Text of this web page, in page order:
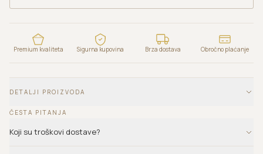
Premium kvaliteta Sigurna kupovina Brza dostava Obročno plaćanje
DETALJI PROIZVODA
ČESTA PITANJA
Koji su troškovi dostave?